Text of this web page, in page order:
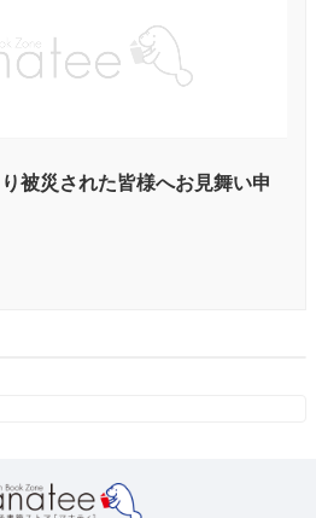
被災された皆様へお見舞い申